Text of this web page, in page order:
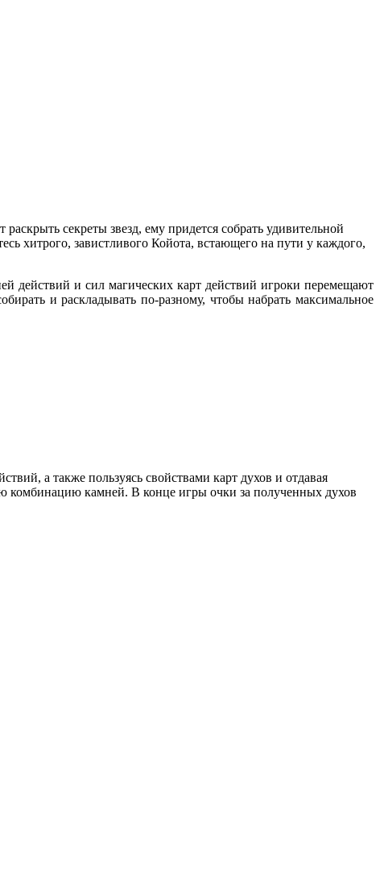
секреты звезд, ему придется собрать удивительной
хитрого, завистливого Койота, встающего на пути у каждого,
действий и сил магических карт действий игроки перемещают
и раскладывать по-разному, чтобы набрать максимальное
а также пользуясь свойствами карт духов и отдавая
комбинацию камней. В конце игры очки за полученных духов